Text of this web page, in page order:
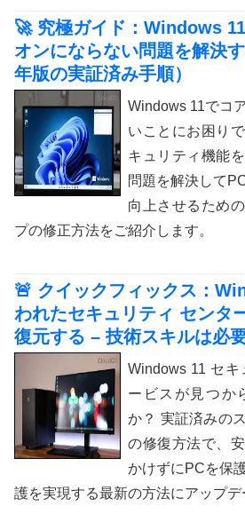
🚀 究極ガイド：Windows
オンにならない問題を解決
年版の実証済み手順）
Windows 11でコ
いことにお困り
キュリティ機能
問題を解決して
向上させるため
プの修正方法をご紹介します。
🚨 クイックフィックス：
われたセキュリティ センタ
復元する – 技術スキルは必
Windows 11 セ
ービスが見つか
か？ 実証済みの
の修復方法で、
かけずにPCを保
護を実現する最新の方法にアップデ